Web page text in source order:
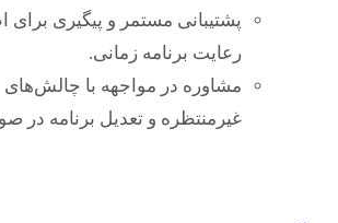
پشتیبانی مستمر و پیگیری برای
رعایت برنامه زمانی.
مشاوره در مواجهه با چالش‌های
غیرمنتظره و تعدیل برنامه در